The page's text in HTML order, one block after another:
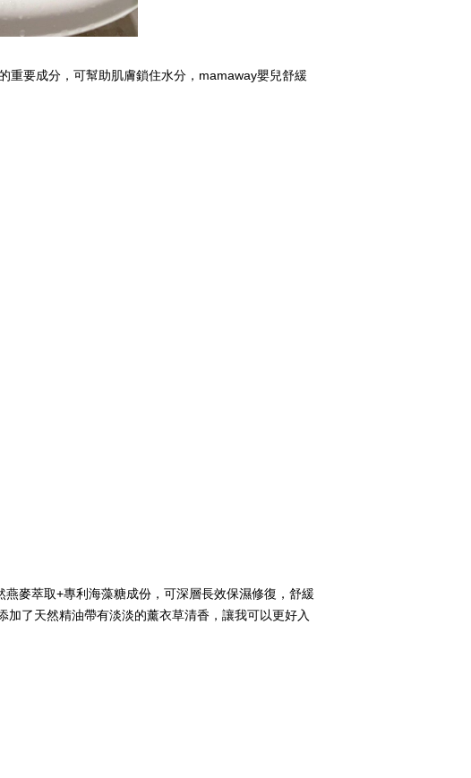
重要成分，可幫助肌膚鎖住水分，mamaway嬰兒舒緩
麥萃取+專利海藻糖成份，可深層長效保濕修復，舒緩
了天然精油帶有淡淡的薰衣草清香，讓我可以更好入